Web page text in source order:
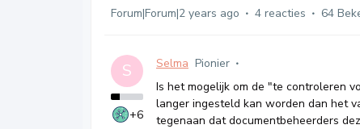
Forum|Forum|2 years ago 4 reacties 64
S
+6
Selma Pionier
Is het mogelijk om de "te controleren
langer ingesteld kan worden dan het
tegenaan dat documentbeheerders